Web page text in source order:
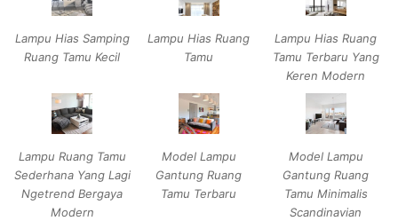
Lampu Hias Samping
Ruang Tamu Kecil
Lampu Hias Ruang
Tamu
Lampu Hias Ruang
Tamu Terbaru Yang
Keren Modern
Lampu Ruang Tamu
Sederhana Yang Lagi
Ngetrend Bergaya
Modern
Model Lampu
Gantung Ruang
Tamu Terbaru
Model Lampu
Gantung Ruang
Tamu Minimalis
Scandinavian